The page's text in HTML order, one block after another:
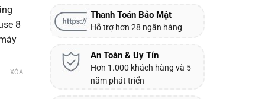
8
XÓA
Thanh Toán Bảo Mật
Hỗ trợ hơn 28 ngân hàng
An Toàn & Uy Tín
Hơn 1.000 khách hàng và 5
năm phát triển